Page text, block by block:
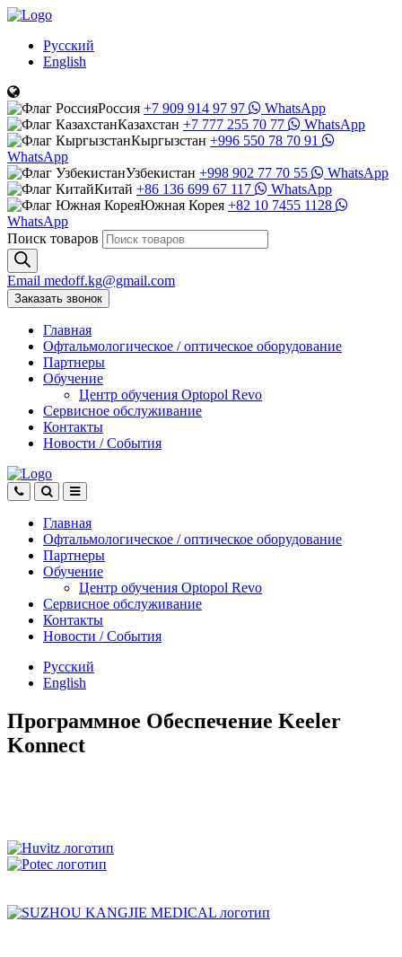
Русский
English
Россия +7 909 914 97 97
WhatsApp
Казахстан +7 777 255 70 77
WhatsApp
Кыргызстан +996 550 78 70 91
WhatsApp
Узбекистан +998 902 77 70 55
WhatsApp
Китай +86 136 699 67 117
WhatsApp
Южная Корея +82 10 7455 1128
WhatsApp
Поиск товаров
Email medoff.kg@gmail.com
Заказать звонок
Главная
Офтальмологическое / оптическое оборудование
Партнеры
Обучение
Центр обучения Оptopol Revo
Сервисное обслуживание
Контакты
Новости / События
Главная
Офтальмологическое / оптическое оборудование
Партнеры
Обучение
Центр обучения Оptopol Revo
Сервисное обслуживание
Контакты
Новости / События
Русский
English
Программное Обеспечение Keeler
Konnect